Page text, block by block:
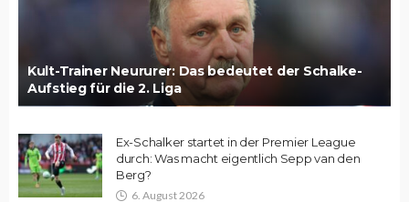
Kult-Trainer Neururer: Das bedeutet der Schalke-
Aufstieg für die 2. Liga
Ex-Schalker startet in der Premier League
durch: Was macht eigentlich Sepp van den
Berg?
6. August 2026